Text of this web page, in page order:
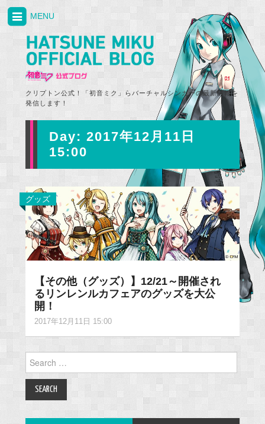
クリプトン公式！「初音ミク」らバーチャルシンガーの最新情報を
発信します！
MENU
Day: 2017年12月11日
15:00
グッズ
【その他（グッズ）】12/21～開催され
るリンレンルカフェアのグッズを大公
開！
2017年12月11日 15:00
for: